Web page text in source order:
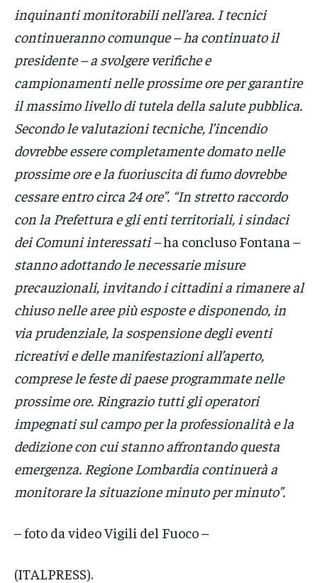
inquinanti monitorabili nell’area. I tecnici
continueranno comunque – ha continuato il
presidente – a svolgere verifiche e
campionamenti nelle prossime ore per garantire
il massimo livello di tutela della salute pubblica.
Secondo le valutazioni tecniche, l’incendio
dovrebbe essere completamente domato nelle
prossime ore e la fuoriuscita di fumo dovrebbe
cessare entro circa 24 ore”. “In stretto raccordo
con la Prefettura e gli enti territoriali, i sindaci
dei Comuni interessati –ha concluso Fontana –
stanno adottando le necessarie misure
precauzionali, invitando i cittadini a rimanere al
chiuso nelle aree più esposte e disponendo, in
via prudenziale, la sospensione degli eventi
ricreativi e delle manifestazioni all’aperto,
comprese le feste di paese programmate nelle
prossime ore. Ringrazio tutti gli operatori
impegnati sul campo per la professionalità e la
dedizione con cui stanno affrontando questa
emergenza. Regione Lombardia continuerà a
monitorare la situazione minuto per minuto”.
– foto da video Vigili del Fuoco –
(ITALPRESS).